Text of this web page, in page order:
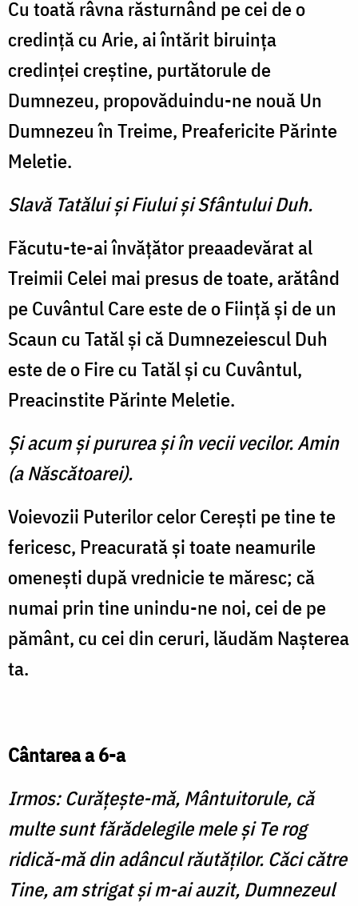
Cu toată râvna răsturnând pe cei de o
credinţă cu Arie, ai întărit biruinţa
credinţei creştine, purtătorule de
Dumnezeu, propovăduindu-ne nouă Un
Dumnezeu în Treime, Preafericite Părinte
Meletie.
Slavă Tatălui şi Fiului şi Sfântului Duh.
Făcutu-te-ai învăţător preaadevărat al
Treimii Celei mai presus de toate, arătând
pe Cuvântul Care este de o Fiinţă şi de un
Scaun cu Tatăl şi că Dumnezeiescul Duh
este de o Fire cu Tatăl şi cu Cuvântul,
Preacinstite Părinte Meletie.
Şi acum şi pururea şi în vecii vecilor. Amin
(a Născătoarei).
Voievozii Puterilor celor Cereşti pe tine te
fericesc, Preacurată şi toate neamurile
omeneşti după vrednicie te măresc; că
numai prin tine unindu-ne noi, cei de pe
pământ, cu cei din ceruri, lăudăm Naşterea
ta.
Cântarea a 6-a
Irmos: Curăţeşte-mă, Mântuitorule, că
multe sunt fărădelegile mele şi Te rog
ridică-mă din adâncul răutăţilor. Căci către
Tine, am strigat şi m-ai auzit, Dumnezeul